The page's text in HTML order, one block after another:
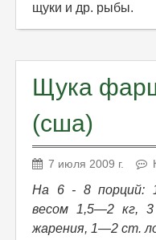
щуки и др. рыбы.
Щука
(сша)
7 июля 2009 г.
На 6 - 8 порций:
весом 1,5—2 кг,
жарения, 1—2 ст.